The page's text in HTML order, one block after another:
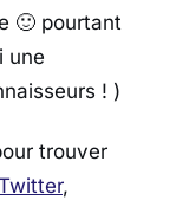
🙂 pourtant
une
! )
trouver
,